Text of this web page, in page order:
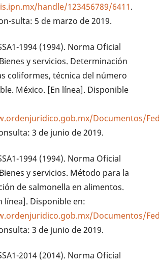
handle/123456789/6411.
sulta: 5 de marzo de 2019.
1994 (1994). Norma Oficial
y servicios. Determinación
coliformes, técnica del número
México. [En línea]. Disponible
Documentos/
3 de junio de 2019.
1994 (1994). Norma Oficial
y servicios. Método para la
de salmonella en alimentos.
línea]. Disponible en:
Documentos/
3 de junio de 2019.
2014 (2014). Norma Oficial